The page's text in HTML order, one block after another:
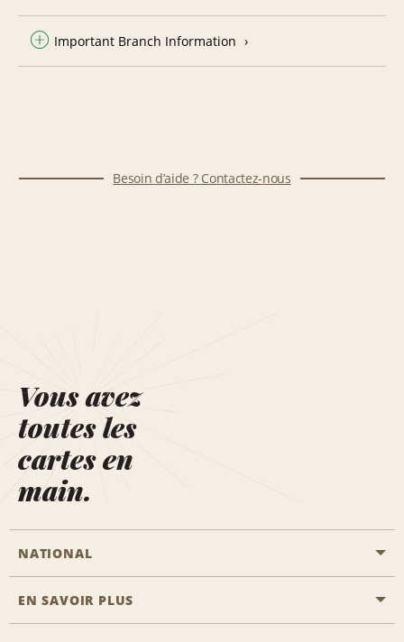
Important Branch Information
Besoin d’aide ? Contactez-nous
Vous avez
toutes les
cartes en
main.
NATIONAL
Passer une réservation
EN SAVOIR PLUS